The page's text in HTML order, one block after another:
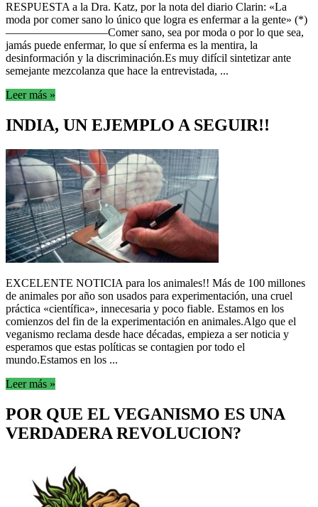
RESPUESTA a la Dra. Katz, por la nota del diario Clarin: «La
moda por comer sano lo único que logra es enfermar a la gente» (*)
—————————Comer sano, sea por moda o por lo que sea,
jamás puede enfermar, lo que sí enferma es la mentira, la
desinformación y la discriminación.Es muy difícil sintetizar ante
semejante mezcolanza que hace la entrevistada, ...
Leer más »
INDIA, UN EJEMPLO A SEGUIR!!
EXCELENTE NOTICIA para los animales!! Más de 100 millones
de animales por año son usados para experimentación, una cruel
práctica «científica», innecesaria y poco fiable. Estamos en los
comienzos del fin de la experimentación en animales.Algo que el
veganismo reclama desde hace décadas, empieza a ser noticia y
esperamos que estas políticas se contagien por todo el
mundo.Estamos en los ...
Leer más »
POR QUE EL VEGANISMO ES UNA
VERDADERA REVOLUCION?